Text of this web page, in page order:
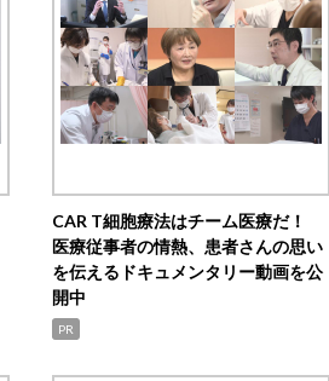
CAR T細胞療法はチーム医療だ！
医療従事者の情熱、患者さんの思い
を伝えるドキュメンタリー動画を公
開中
PR